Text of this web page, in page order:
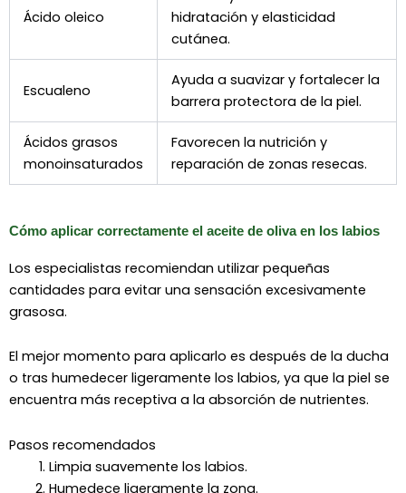
Ácido oleico
hidratación y elasticidad
cutánea.
Escualeno
Ayuda a suavizar y fortalecer la
barrera protectora de la piel.
Ácidos grasos
monoinsaturados
Favorecen la nutrición y
reparación de zonas resecas.
Cómo aplicar correctamente el aceite de oliva en los labios
Los especialistas recomiendan utilizar pequeñas
cantidades para evitar una sensación excesivamente
grasosa.
El mejor momento para aplicarlo es después de la ducha
o tras humedecer ligeramente los labios, ya que la piel se
encuentra más receptiva a la absorción de nutrientes.
Pasos recomendados
Limpia suavemente los labios.
Humedece ligeramente la zona.